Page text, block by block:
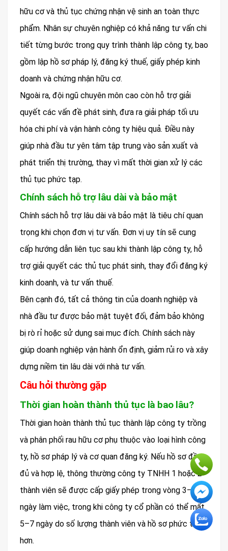
hữu cơ và thủ tục chứng nhận vệ sinh an toàn thực
phẩm. Nhân sự chuyên nghiệp có khả năng tư vấn chi
tiết từng bước trong quy trình thành lập công ty, bao
gồm lập hồ sơ pháp lý, đăng ký thuế, giấy phép kinh
doanh và chứng nhận hữu cơ.
Ngoài ra, đội ngũ chuyên môn cao còn hỗ trợ giải
quyết các vấn đề phát sinh, đưa ra giải pháp tối ưu
hóa chi phí và vận hành công ty hiệu quả. Điều này
giúp nhà đầu tư yên tâm tập trung vào sản xuất và
phát triển thị trường, thay vì mất thời gian xử lý các
thủ tục phức tạp.
Chính sách hỗ trợ lâu dài và bảo mật
Chính sách hỗ trợ lâu dài và bảo mật là tiêu chí quan
trọng khi chọn đơn vị tư vấn. Đơn vị uy tín sẽ cung
cấp hướng dẫn liên tục sau khi thành lập công ty, hỗ
trợ giải quyết các thủ tục phát sinh, thay đổi đăng ký
kinh doanh, và tư vấn thuế.
Bên cạnh đó, tất cả thông tin của doanh nghiệp và
nhà đầu tư được bảo mật tuyệt đối, đảm bảo không
bị rò rỉ hoặc sử dụng sai mục đích. Chính sách này
giúp doanh nghiệp vận hành ổn định, giảm rủi ro và xây
dựng niềm tin lâu dài với nhà tư vấn.
Câu hỏi thường gặp
Thời gian hoàn thành thủ tục là bao lâu?
Thời gian hoàn thành thủ tục thành lập công ty trồng
và phân phối rau hữu cơ phụ thuộc vào loại hình công
ty, hồ sơ pháp lý và cơ quan đăng ký. Nếu hồ sơ đầy
đủ và hợp lệ, thông thường công ty TNHH 1 hoặc 2
thành viên sẽ được cấp giấy phép trong vòng 3–5
ngày làm việc, trong khi công ty cổ phần có thể mất
5–7 ngày do số lượng thành viên và hồ sơ phức tạp
hơn.